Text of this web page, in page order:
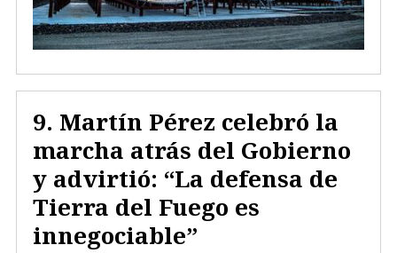
Martín Pérez celebró la
marcha atrás del Gobierno
y advirtió: “La defensa de
Tierra del Fuego es
innegociable”